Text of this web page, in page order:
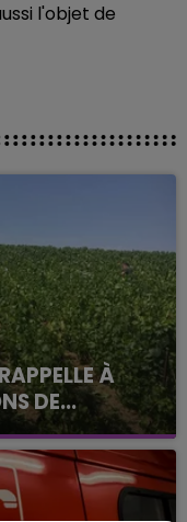
l'objet de
À
DE...
vendange 2026
prévu,
pour rappeler